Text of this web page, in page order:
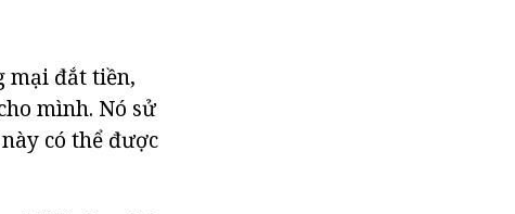
mại đắt tiền,
mình. Nó sử
có thể được